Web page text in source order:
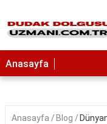
Anasayfa
Anasayfa Blog